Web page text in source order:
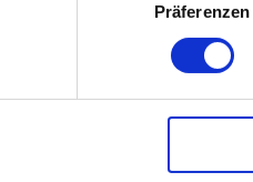
Präferenzen